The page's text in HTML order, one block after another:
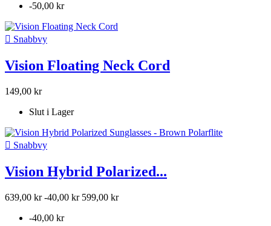
-50,00 kr
 Snabbvy
Vision Floating Neck Cord
149,00 kr
Slut i Lager
 Snabbvy
Vision Hybrid Polarized...
639,00 kr -40,00 kr 599,00 kr
-40,00 kr